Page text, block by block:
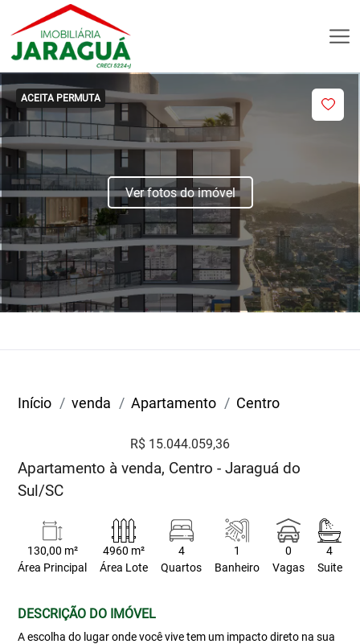
ACEITA PERMUTA
Ver fotos do imóvel
Início venda Apartamento Centro
R$ 15.044.059,36
Apartamento à venda, Centro - Jaraguá do
Sul/SC
130,00 m²
Área Principal
4960 m²
Área Lote
4
Quartos
1
Banheiro
0
Vagas
4
Suite
DESCRIÇÃO DO IMÓVEL
A escolha do lugar onde você vive tem um impacto direto na sua